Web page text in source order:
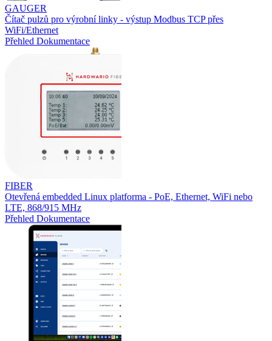
GAUGER
Čítač pulzů pro výrobní linky - výstup Modbus TCP přes
WiFi/Ethernet
Přehled Dokumentace
FIBER
Otevřená embedded Linux platforma - PoE, Ethernet, WiFi nebo
LTE, 868/915 MHz
Přehled Dokumentace